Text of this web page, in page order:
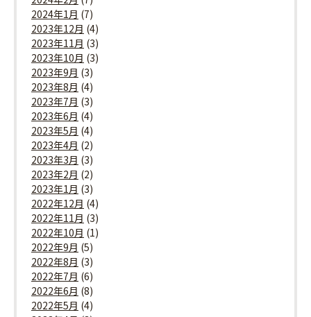
2024年1月 (7)
2023年12月 (4)
2023年11月 (3)
2023年10月 (3)
2023年9月 (3)
2023年8月 (4)
2023年7月 (3)
2023年6月 (4)
2023年5月 (4)
2023年4月 (2)
2023年3月 (3)
2023年2月 (2)
2023年1月 (3)
2022年12月 (4)
2022年11月 (3)
2022年10月 (1)
2022年9月 (5)
2022年8月 (3)
2022年7月 (6)
2022年6月 (8)
2022年5月 (4)